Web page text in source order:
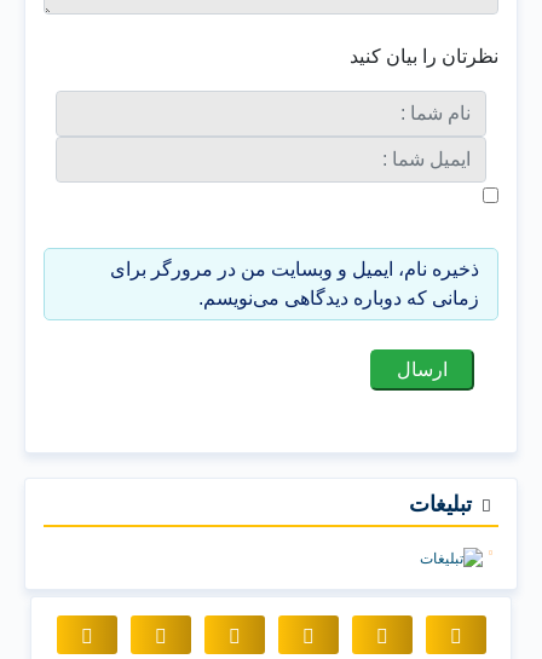
نظرتان را بیان کنید
ذخیره نام، ایمیل و وبسایت من در مرورگر برای
زمانی که دوباره دیدگاهی می‌نویسم.
تبلیغات